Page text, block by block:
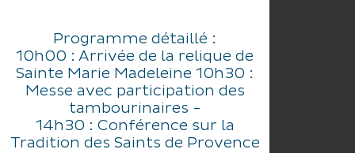
Programme détaillé :
10h00 : Arrivée de la relique de
Sainte Marie Madeleine 10h30 :
Messe avec participation des
tambourinaires -
14h30 : Conférence sur la
Tradition des Saints de Provence